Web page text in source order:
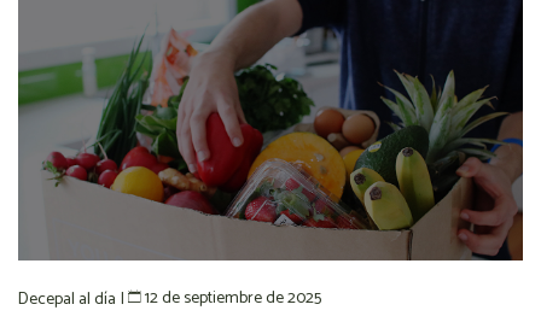
Decepal al día | 12 de septiembre de 2025